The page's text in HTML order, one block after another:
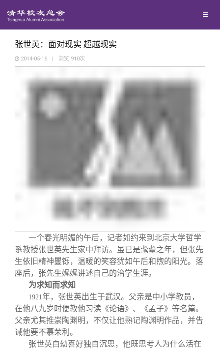
地区联络
院系校友工作
专业委员会
兴趣群体
回馈母校
捐赠新闻
捐赠纪事
捐赠方法
《清华校友通讯》
《水木清华》
我要订阅
清华人物
清华故事
校友文苑
校友讲坛
终身学习
三创大赛
实用信息
校友总会
会长致辞
总会章程
制度法规
联系我们
关闭
张世英：面对现实 超越现实
2014-05-16 | 浏览 910次
一个春光明媚的午后，记者如约来到北京大学哲学
系教授张世英先生家中拜访。虽已是耄耋之年，但张先
生依旧精神矍铄，温暖的笑容犹如午后和煦的阳光。落
座后，张先生娓娓讲述自己的治学生涯。
为求知而求知
1921年，张世英出生于武汉。父亲是中小学教员，
在他八九岁时便教他习读《论语》、《孟子》等名篇。
父亲尤其推崇陶渊明，不仅让他熟记陶渊明作品，并告
诫他要不慕荣利。
张世英自幼喜好独自沉思，他既思考人为什么活在